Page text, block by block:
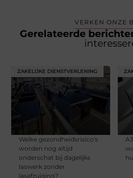
VERKEN ONZE
Gerelateerde
ZAKELIJKE DIENSTVERLENING
Welke gezondheidsrisico's
worden nog altijd
onderschat bij dagelijks
laswerk zonder
lasafzuiging?